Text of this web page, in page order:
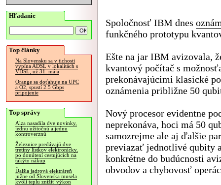
Hľadanie
Top články
Na Slovensku sa v tichosti
vypína ADSL v lokalitách s
VDSL, už 31. mája
Orange sa doťahuje na UPC
a O2, spustí 2.5 Gbps
pripojenie
Top správy
Alza nasadila dve novinky,
jednu užitočnú a jednu
kontroverznú
Železnice predávajú dve
tretiny lístkov elektronicky,
po donútení cestujúcich na
takýto nákup
Ďalšia jadrová elektráreň
južne od Slovenska musela
kvôli teplu znížiť výkon
Spoločnosť IBM dnes
funkčného prototypu
Ešte na jar IBM avizovala,
kvantový počítač s
prekonávajúcimi klasické
oznámenia približne 50
Nový procesor evidentne
neprekonáva, hoci má 50
samozrejme ale aj ďalšie
previazať jednotlivé qubity
konkrétne do budúcnosti
obvodov a chybovosť